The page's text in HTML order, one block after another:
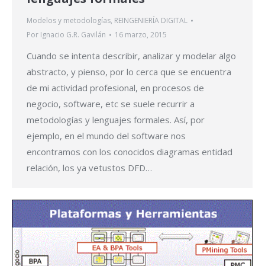
Modelos y metodologías, REINGENIERÍA DIGITAL
Por Ignacio G.R. Gavilán 16 marzo, 2015
Cuando se intenta describir, analizar y modelar algo
abstracto, y pienso, por lo cerca que se encuentra
de mi actividad profesional, en procesos de
negocio, software, etc se suele recurrir a
metodologías y lenguajes formales. Así, por
ejemplo, en el mundo del software nos
encontramos con los conocidos diagramas entidad
relación, los ya vetustos DFD…